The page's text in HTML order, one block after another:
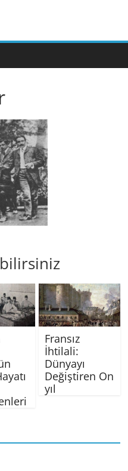
Fransız
İhtilali:
Dünyayı
Değiştiren On
yıl